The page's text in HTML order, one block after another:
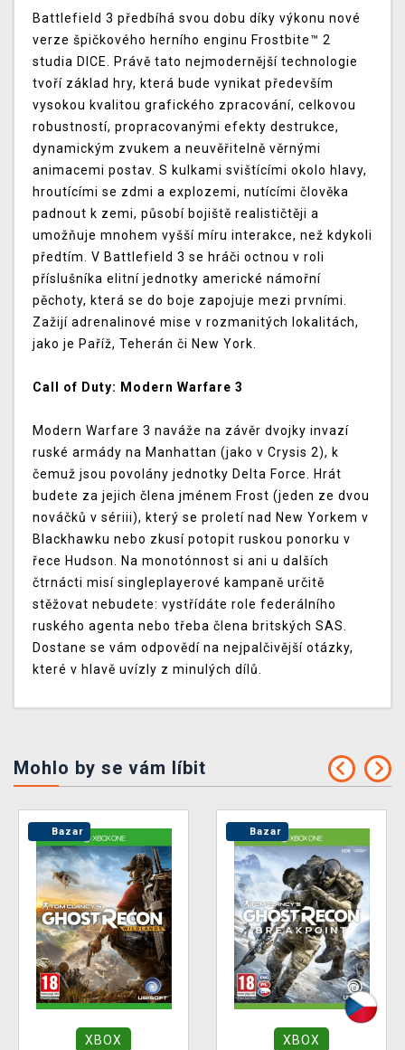
Battlefield 3 předbíhá svou dobu díky výkonu nové
verze špičkového herního enginu Frostbite™ 2
studia DICE. Právě tato nejmodernější technologie
tvoří základ hry, která bude vynikat především
vysokou kvalitou grafického zpracování, celkovou
robustností, propracovanými efekty destrukce,
dynamickým zvukem a neuvěřitelně věrnými
animacemi postav. S kulkami svištícími okolo hlavy,
hroutícími se zdmi a explozemi, nutícími člověka
padnout k zemi, působí bojiště realističtěji a
umožňuje mnohem vyšší míru interakce, než kdykoli
předtím. V Battlefield 3 se hráči octnou v roli
příslušníka elitní jednotky americké námořní
pěchoty, která se do boje zapojuje mezi prvními.
Zažijí adrenalinové mise v rozmanitých lokalitách,
jako je Paříž, Teherán či New York.
Call of Duty: Modern Warfare 3
Modern Warfare 3 naváže na závěr dvojky invazí
ruské armády na Manhattan (jako v Crysis 2), k
čemuž jsou povolány jednotky Delta Force. Hrát
budete za jejich člena jménem Frost (jeden ze dvou
nováčků v sériii), který se proletí nad New Yorkem v
Blackhawku nebo zkusí potopit ruskou ponorku v
řece Hudson. Na monotónnost si ani u dalších
čtrnácti misí singleplayerové kampaně určitě
stěžovat nebudete: vystřídáte role federálního
ruského agenta nebo třeba člena britských SAS.
Dostane se vám odpovědí na nejpalčivější otázky,
které v hlavě uvízly z minulých dílů.
Mohlo by se vám líbit
Bazar
XBOX
Bazar
XBOX